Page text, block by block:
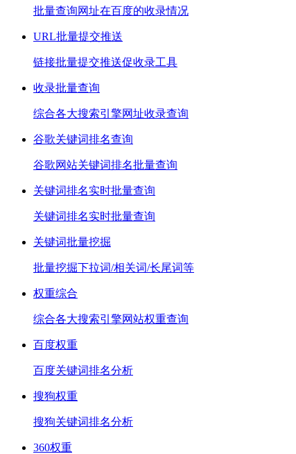
批量查询网址在百度的收录情况
URL批量提交推送
链接批量提交推送促收录工具
收录批量查询
综合各大搜索引擎网址收录查询
谷歌关键词排名查询
谷歌网站关键词排名批量查询
关键词排名实时批量查询
关键词排名实时批量查询
关键词批量挖掘
批量挖掘下拉词/相关词/长尾词等
权重综合
综合各大搜索引擎网站权重查询
百度权重
百度关键词排名分析
搜狗权重
搜狗关键词排名分析
360权重